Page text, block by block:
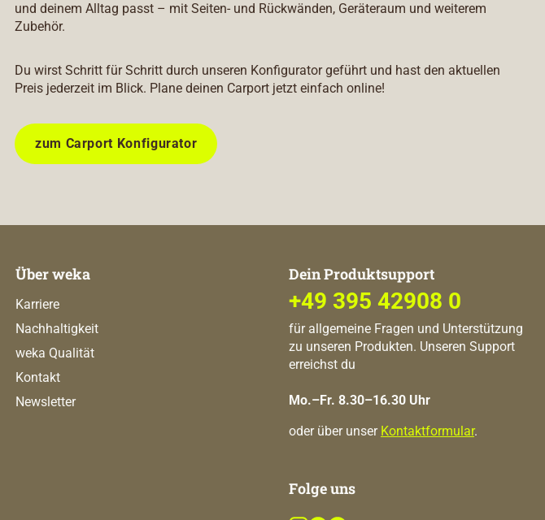
und deinem Alltag passt – mit Seiten- und Rückwänden, Geräteraum und weiterem
Zubehör.
Du wirst Schritt für Schritt durch unseren Konfigurator geführt und hast den aktuellen
Preis jederzeit im Blick. Plane deinen Carport jetzt einfach online!
zum Carport Konfigurator
Über weka
Karriere
Nachhaltigkeit
weka Qualität
Kontakt
Newsletter
Dein Produktsupport
+49 395 42908 0
für allgemeine Fragen und Unterstützung
zu unseren Produkten. Unseren Support
erreichst du
Mo.–Fr. 8.30–16.30 Uhr
oder über unser Kontaktformular.
Folge uns